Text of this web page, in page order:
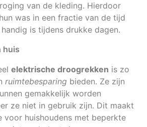
van de kleding. Hierdoor
was in een fractie van de tijd
is tijdens drukke dagen.
huis
elektrische droogrekken is zo
ruimtebesparing bieden. Ze zijn
gemakkelijk worden
ze niet in gebruik zijn. Dit maakt
voor huishoudens met beperkte